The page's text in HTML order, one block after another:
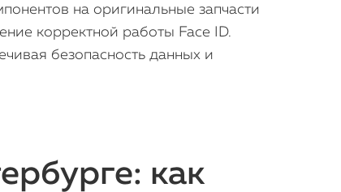
на оригинальные запчасти
корректной работы Face ID.
безопасность данных и
как